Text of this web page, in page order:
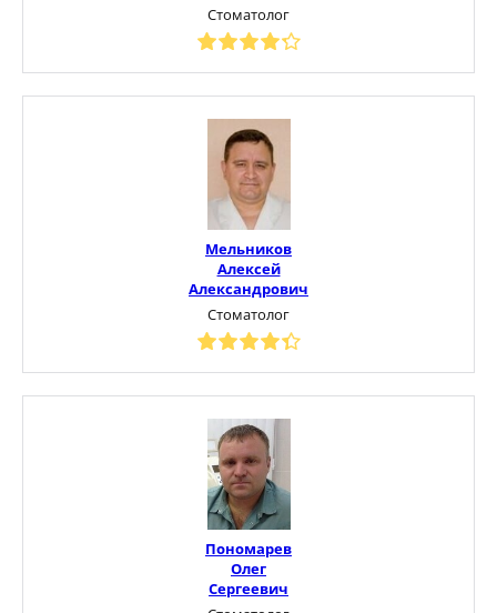
Стоматолог
Мельников
Алексей
Александрович
Стоматолог
Пономарев
Олег
Сергеевич